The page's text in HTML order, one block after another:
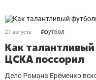
27 августа #футбол
Как
ЦСКА поссорил
Дело Романа Ерёменко